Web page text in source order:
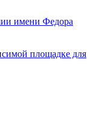
имени Федора
площадке для